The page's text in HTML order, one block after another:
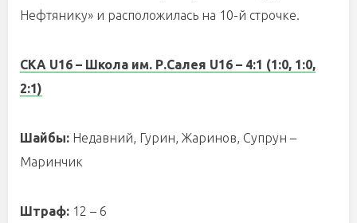
Нефтянику» и расположилась на 10-й строчке.
СКА U16 – Школа им. Р.Салея U16 – 4:1 (1:0, 1:0,
2:1)
Шайбы: Недавний, Гурин, Жаринов, Супрун –
Маринчик
Штраф: 12 – 6